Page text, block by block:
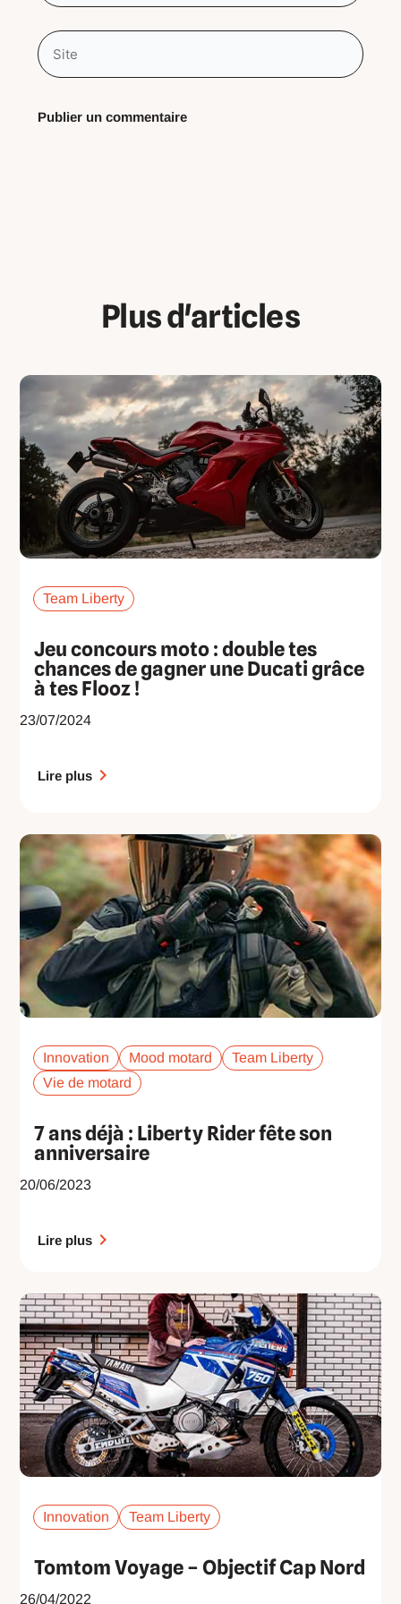
Site
Plus d'articles
Team Liberty
Jeu concours moto : double tes
chances de gagner une Ducati grâce
à tes Flooz !
23/07/2024
Lire plus
Innovation Mood motard
Team Liberty
Vie de motard
7 ans déjà : Liberty Rider fête son
anniversaire
20/06/2023
Lire plus
Innovation Team Liberty
Tomtom Voyage – Objectif Cap Nord
26/04/2022